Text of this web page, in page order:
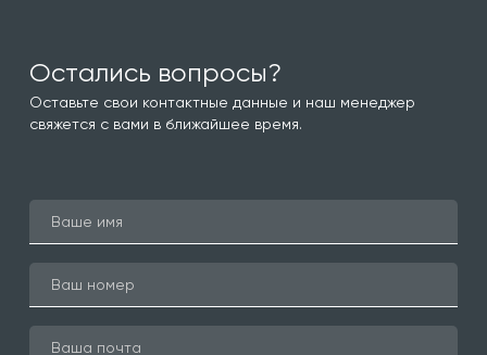
Остались вопросы?
Оставьте свои контактные данные и наш менеджер
свяжется с вами в ближайшее время.